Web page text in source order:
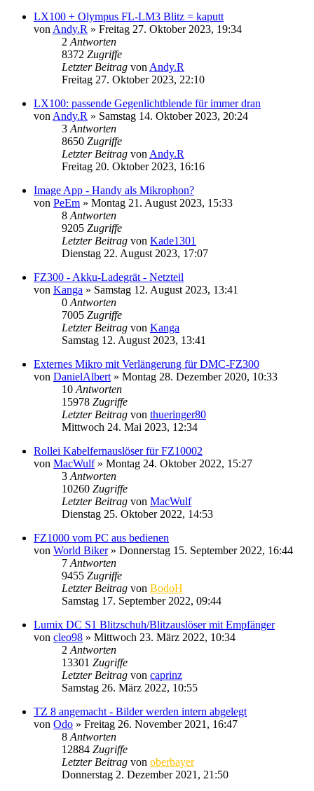
LX100 + Olympus FL-LM3 Blitz = kaputt
von Andy.R » Freitag 27. Oktober 2023, 19:34
2 Antworten
8372 Zugriffe
Letzter Beitrag von Andy.R
Freitag 27. Oktober 2023, 22:10
LX100: passende Gegenlichtblende für immer dran
von Andy.R » Samstag 14. Oktober 2023, 20:24
3 Antworten
8650 Zugriffe
Letzter Beitrag von Andy.R
Freitag 20. Oktober 2023, 16:16
Image App - Handy als Mikrophon?
von PeEm » Montag 21. August 2023, 15:33
8 Antworten
9205 Zugriffe
Letzter Beitrag von Kade1301
Dienstag 22. August 2023, 17:07
FZ300 - Akku-Ladegrät - Netzteil
von Kanga » Samstag 12. August 2023, 13:41
0 Antworten
7005 Zugriffe
Letzter Beitrag von Kanga
Samstag 12. August 2023, 13:41
Externes Mikro mit Verlängerung für DMC-FZ300
von DanielAlbert » Montag 28. Dezember 2020, 10:33
10 Antworten
15978 Zugriffe
Letzter Beitrag von thueringer80
Mittwoch 24. Mai 2023, 12:34
Rollei Kabelfernauslöser für FZ10002
von MacWulf» Montag 24. Oktober 2022, 15:27
3 Antworten
10260 Zugriffe
Letzter Beitrag von MacWulf
Dienstag 25. Oktober 2022, 14:53
FZ1000 vom PC aus bedienen
von World Biker» Donnerstag 15. September 2022, 16:44
7 Antworten
9455 Zugriffe
Letzter Beitrag von BodoH
Samstag 17. September 2022, 09:44
Lumix DC S1 Blitzschuh/Blitzauslöser mit Empfänger
von cleo98 » Mittwoch 23. März 2022, 10:34
2 Antworten
13301 Zugriffe
Letzter Beitrag von caprinz
Samstag 26. März 2022, 10:55
TZ 8 angemacht - Bilder werden intern abgelegt
von Odo » Freitag 26. November 2021, 16:47
8 Antworten
12884 Zugriffe
Letzter Beitrag von oberbayer
Donnerstag 2. Dezember 2021, 21:50